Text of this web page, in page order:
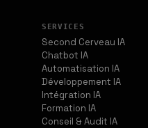
SERVICES
Second Cerveau IA
Chatbot IA
Automatisation IA
Développement IA
Intégration IA
Formation IA
Conseil & Audit IA